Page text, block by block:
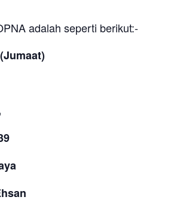
adalah seperti berikut:-